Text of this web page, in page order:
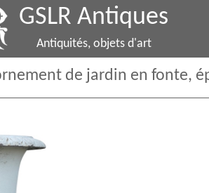
GSLR Antiques
Antiquités, objets d'art
de jardin en fonte,